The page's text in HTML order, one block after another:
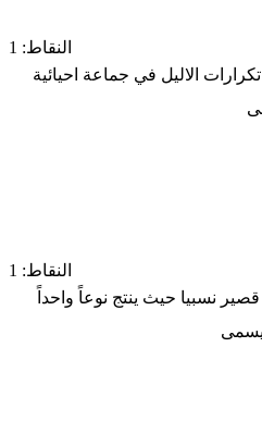
النقاط: 1
الاليل في جماعة احيائية
النقاط: 1
نسبيا حيث ينتج نوعاً واحداً